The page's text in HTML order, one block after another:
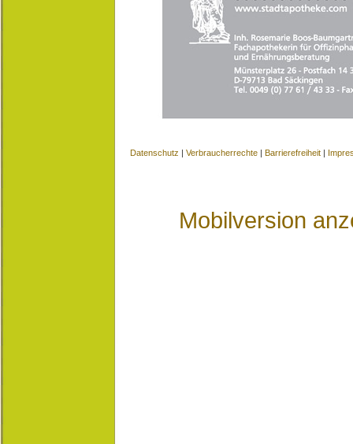
Datenschutz | Verbraucherrechte | Barrierefreiheit |
Mobilversion